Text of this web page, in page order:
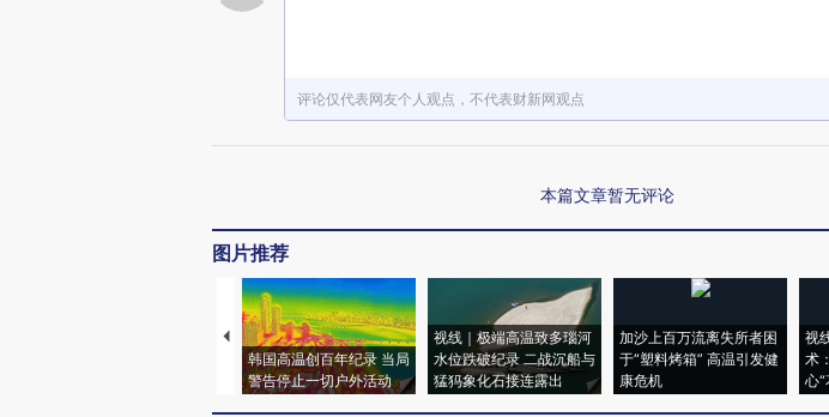
评论仅代表网友个人观点，不代表财新网观点
本篇文章暂无评论
图片推荐
韩国高温创百年纪录 当局
警告停止一切户外活动
视线｜极端高温致多瑙河
水位跌破纪录 二战沉船与
猛犸象化石接连露出
加沙上百万流离失所者困
于“塑料烤箱” 高温引发健
康危机
视
术
心“